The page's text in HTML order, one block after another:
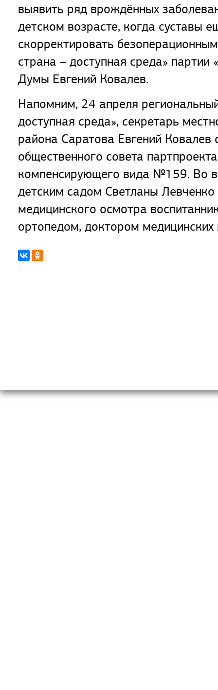
выявить ряд врождённых
детском возрасте, когда
скорректировать
страна – доступная среда» партии
Думы Евгений Ковалев.
Напомним, 24 апреля
доступная среда», секретарь
района Саратова Евгений Ковалев
общественного совета
компенсирующего вида №159. Во
детским садом Светланы
медицинского осмотра
ортопедом, доктором